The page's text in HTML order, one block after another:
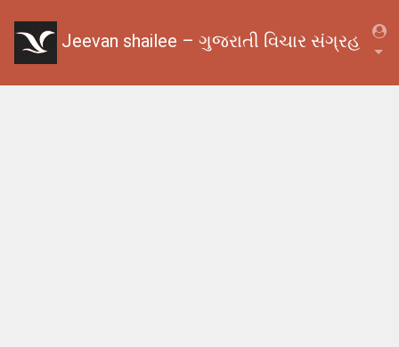
Jeevan shailee – ગુજરાતી વિચાર સંગ્રહ